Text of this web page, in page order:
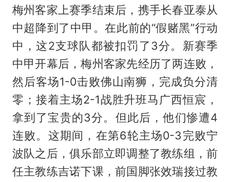
梅州客家上赛季结束后，携手长春亚泰从
中超降到了中甲。在此前的“假赌黑”行动
中，这2支球队都被扣罚了3分。新赛季
中甲开幕后，梅州客家先经历了两连败，
然后客场1-0击败佛山南狮，完成负分清
零；接着主场2-1战胜升班马广西恒宸，
拿到了宝贵的3分。但此后，他们惨遭4
连败。这期间，在第6轮主场0-3完败宁
波队之后，俱乐部立即调整了教练组，前
任主教练吉诺下课，前国脚张效瑞接过教